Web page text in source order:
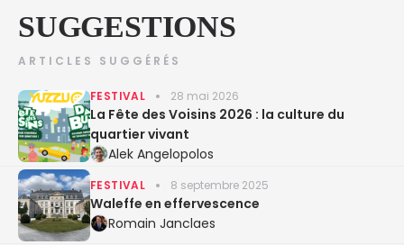
SUGGESTIONS
ARTICLES SUGGÉRÉS
FESTIVAL 28 mai 2026
La Fête des Voisins 2026 : la culture du
quartier vivant
Alek Angelopolos
FESTIVAL 8 septembre 2025
Waleffe en effervescence
Romain Janclaes